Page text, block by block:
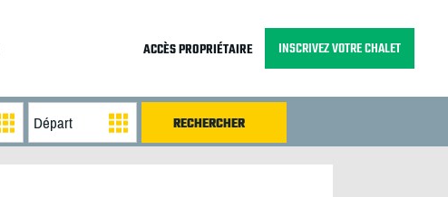
ACCÈS PROPRIÉTAIRE INSCRIVEZ VOTRE CHALET